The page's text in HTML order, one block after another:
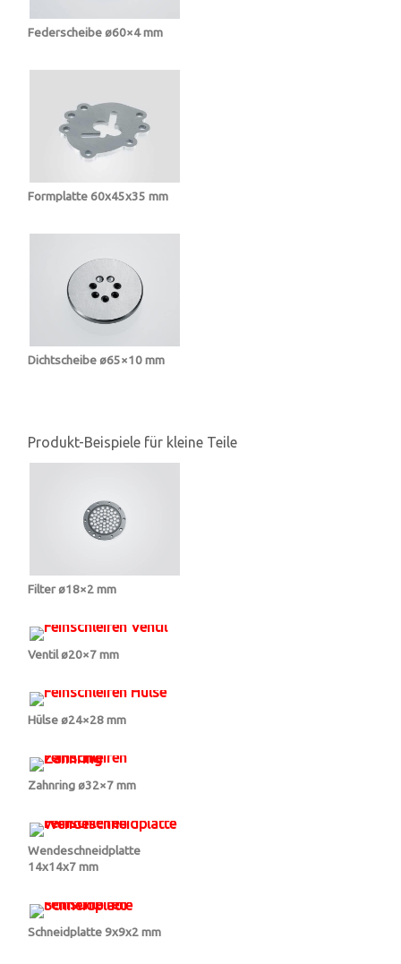
Federscheibe ø60×4 mm
Formplatte 60x45x35 mm
Dichtscheibe ø65×10 mm
Produkt-Beispiele für kleine Teile
Filter ø18×2 mm
Ventil ø20×7 mm
Hülse ø24×28 mm
Zahnring ø32×7 mm
Wendeschneidplatte
14x14x7 mm
Schneidplatte 9x9x2 mm